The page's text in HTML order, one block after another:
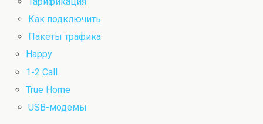
Как подключить
Пакеты трафика
Happy
1-2 Call
True Home
USB-модемы